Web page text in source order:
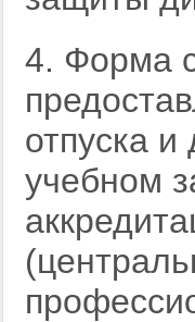
4. Форма
отпуска
учебном